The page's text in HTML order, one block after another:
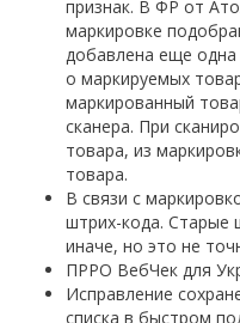
признак. В ФР от
маркировке
добавлена еще
о маркируемых
маркированный
сканера. При
товара, из
товара.
В связи с
штрих-кода. Старые
иначе, но это не
ПРРО ВебЧек для
Исправление
списка в быстром